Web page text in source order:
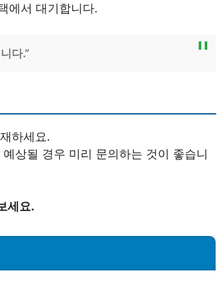
에서 대기합니다.
다.”
하세요.
상될 경우 미리 문의하는 것이 좋습니
세요.